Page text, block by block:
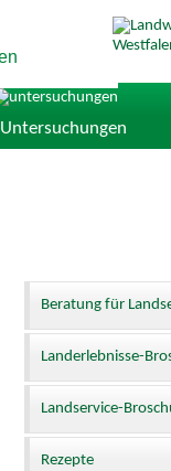
Untersuchungen
Beratung für
Landerlebnisse-
Landservice-
Rezepte